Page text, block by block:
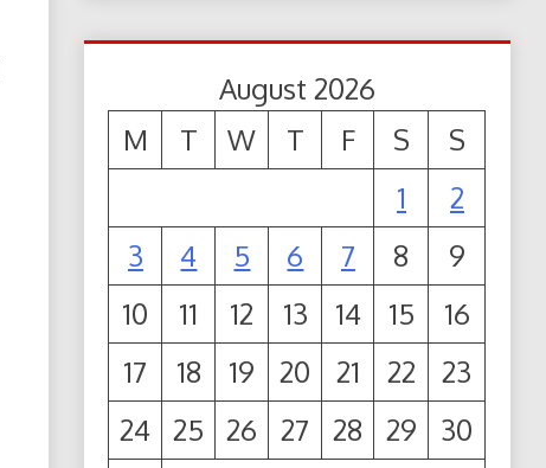
August 2026
M
T W T F S
S
1
2
3
4 5 6 7 8
9
10
11 12 13 14 15
16
17
18 19 20 21 22
23
24
25 26 27 28 29
30